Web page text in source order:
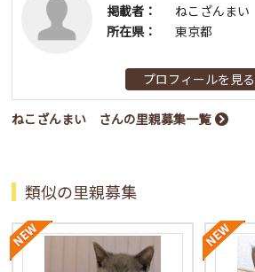
掲載者：
ねこざんまい
所在県：
東京都
プロフィールを見る
ねこざんまい さんの里親募集一覧
類似の里親募集